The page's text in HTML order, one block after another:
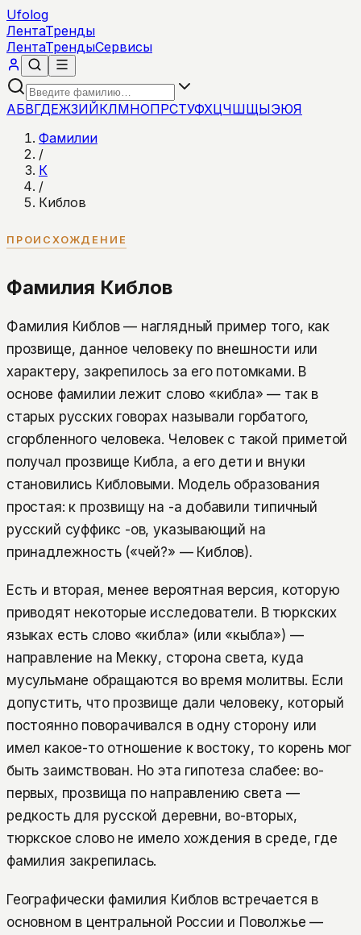
Ufolog
ЛентаТренды
ЛентаТрендыСервисы
АБВГДЕЖЗИЙКЛМНОПРСТУФХЦЧШЩЫЭЮЯ
Фамилии
/
К
/
Киблов
ПРОИСХОЖДЕНИЕ
Фамилия Киблов
Фамилия Киблов — наглядный пример того, как
прозвище, данное человеку по внешности или
характеру, закрепилось за его потомками. В
основе фамилии лежит слово «кибла» — так в
старых русских говорах называли горбатого,
сгорбленного человека. Человек с такой приметой
получал прозвище Кибла, а его дети и внуки
становились Кибловыми. Модель образования
простая: к прозвищу на -а добавили типичный
русский суффикс -ов, указывающий на
принадлежность («чей?» — Киблов).
Есть и вторая, менее вероятная версия, которую
приводят некоторые исследователи. В тюркских
языках есть слово «кибла» (или «кыбла») —
направление на Мекку, сторона света, куда
мусульмане обращаются во время молитвы. Если
допустить, что прозвище дали человеку, который
постоянно поворачивался в одну сторону или
имел какое-то отношение к востоку, то корень мог
быть заимствован. Но эта гипотеза слабее: во-
первых, прозвища по направлению света —
редкость для русской деревни, во-вторых,
тюркское слово не имело хождения в среде, где
фамилия закрепилась.
Географически фамилия Киблов встречается в
основном в центральной России и Поволжье —